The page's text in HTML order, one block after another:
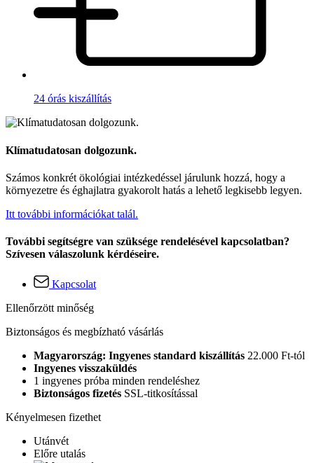
24 órás kiszállítás
Klímatudatosan dolgozunk.
Számos konkrét ökológiai intézkedéssel járulunk hozzá, hogy a
környezetre és éghajlatra gyakorolt hatás a lehető legkisebb legyen.
Itt további információkat talál.
További segítségre van szüksége rendelésével kapcsolatban?
Szívesen válaszolunk kérdéseire.
Kapcsolat
Ellenőrzött minőség
Biztonságos és megbízható vásárlás
Magyarország: Ingyenes standard kiszállítás 22.000 Ft-tól
Ingyenes visszaküldés
1 ingyenes próba minden rendeléshez
Biztonságos fizetés SSL-titkosítással
Kényelmesen fizethet
Utánvét
Előre utalás